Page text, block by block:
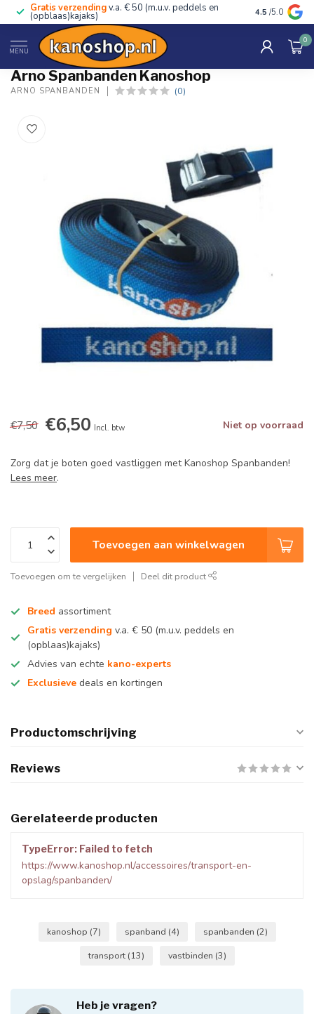
Gratis verzendingv.a. € 50 (m.u.v. peddels en
(opblaas)kajaks) Advies van
4.5 /5.0
MENU
0
Home / Kanoshop
Arno Spanbanden Kanoshop
ARNO SPANBANDEN (0)
€7,50 €6,50 Incl. btw Niet op voorraad
Zorg dat je boten goed vastliggen met Kanoshop Spanbanden!
Lees meer.
Toevoegen aan winkelwagen
Toevoegen om te vergelijken Deel dit product
Breed assortiment
Gratis verzending v.a. € 50 (m.u.v. peddels en
(opblaas)kajaks)
Advies van echte kano-experts
Exclusieve deals en kortingen
Productomschrijving
Reviews
Gerelateerde producten
TypeError: Failed to fetch
https://www.kanoshop.nl/accessoires/transport-en-
opslag/spanbanden/
kanoshop (7) spanband (4) spanbanden (2)
transport (13) vastbinden (3)
Heb je vragen?